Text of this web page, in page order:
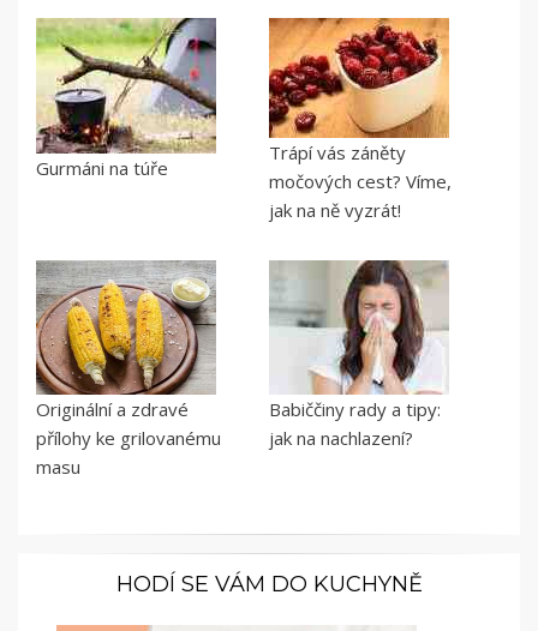
Gurmáni na túře
Trápí vás záněty
močových cest? Víme,
jak na ně vyzrát!
Originální a zdravé
přílohy ke grilovanému
masu
Babiččiny rady a tipy:
jak na nachlazení?
HODÍ SE VÁM DO KUCHYNĚ